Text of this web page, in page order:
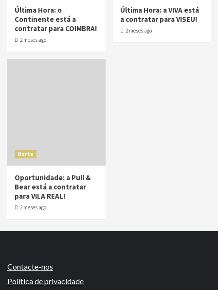
Última Hora: o
Continente está a
contratar para COIMBRA!
2 meses ago
Última Hora: a VIVA está
a contratar para VISEU!
2 meses ago
Norte
Oportunidade: a Pull &
Bear está a contratar
para VILA REAL!
2 meses ago
Contacte-nos
Política de privacidade